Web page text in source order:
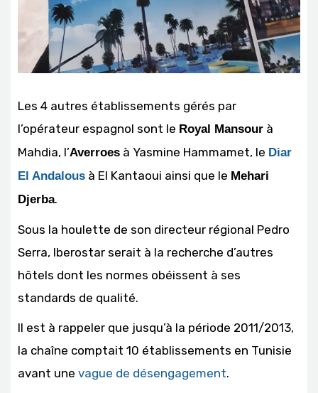
Les 4 autres établissements gérés par
l’opérateur espagnol sont le Royal Mansour à
Mahdia, l’Averroes à Yasmine Hammamet, le Diar
El Andalous à El Kantaoui ainsi que le Mehari
Djerba.
Sous la houlette de son directeur régional Pedro
Serra, Iberostar serait à la recherche d’autres
hôtels dont les normes obéissent à ses
standards de qualité.
Il est à rappeler que jusqu’à la période 2011/2013,
la chaîne comptait 10 établissements en Tunisie
avant une vague de désengagement.